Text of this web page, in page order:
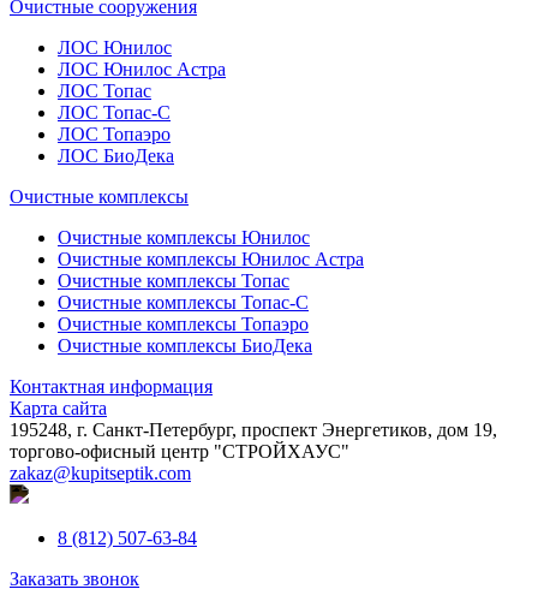
Очистные сооружения
ЛОС Юнилос
ЛОС Юнилос Астра
ЛОС Топас
ЛОС Топас-С
ЛОС Топаэро
ЛОС БиоДека
Очистные комплексы
Очистные комплексы Юнилос
Очистные комплексы Юнилос Астра
Очистные комплексы Топас
Очистные комплексы Топас-С
Очистные комплексы Топаэро
Очистные комплексы БиоДека
Контактная информация
Карта сайта
195248, г. Санкт-Петербург, проспект Энергетиков, дом 19,
торгово-офисный центр "СТРОЙХАУС"
zakaz@kupitseptik.com
8 (812) 507-63-84
Заказать звонок